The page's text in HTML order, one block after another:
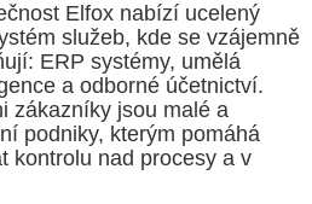
Elfox nabízí ucelený
služeb, kde se vzájemně
ERP systémy, umělá
a odborné účetnictví.
zákazníky jsou malé a
podniky, kterým pomáhá
kontrolu nad procesy a v